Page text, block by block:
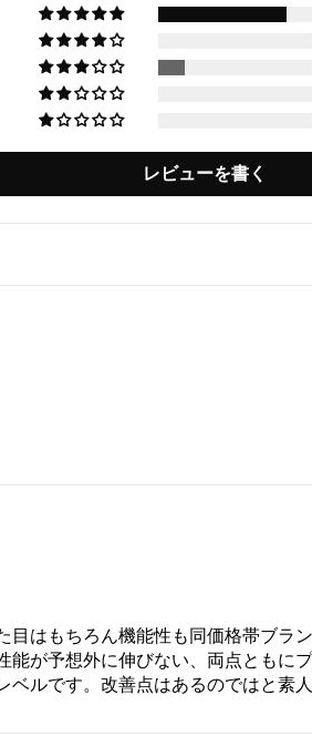
レビューを書く
はもちろん機能性も同価格帯ブラ
能が予想外に伸びない、両点とも
ルです。改善点はあるのではと素